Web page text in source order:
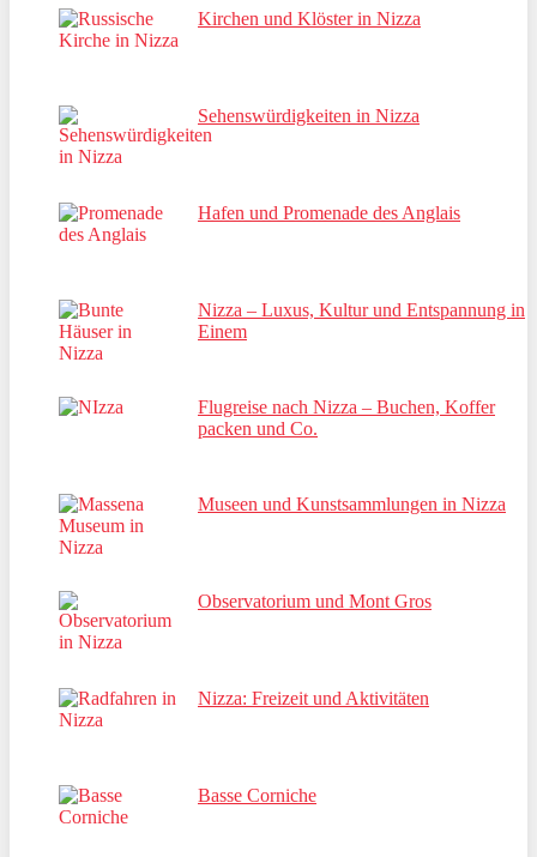
Kirchen und Klöster in Nizza
Sehenswürdigkeiten in Nizza
Hafen und Promenade des Anglais
Nizza – Luxus, Kultur und Entspannung in
Einem
Flugreise nach Nizza – Buchen, Koffer
packen und Co.
Museen und Kunstsammlungen in Nizza
Observatorium und Mont Gros
Nizza: Freizeit und Aktivitäten
Basse Corniche